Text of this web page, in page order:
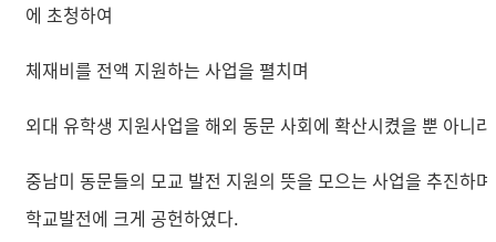
에 초청하여
체재비를 전액 지원하는 사업을 펼치며
외대 유학생 지원사업을 해외 동문 사회에 확산시켰을 뿐 아니라
중남미 동문들의 모교 발전 지원의 뜻을 모으는 사업을 추진하며
학교발전에 크게 공헌하였다.